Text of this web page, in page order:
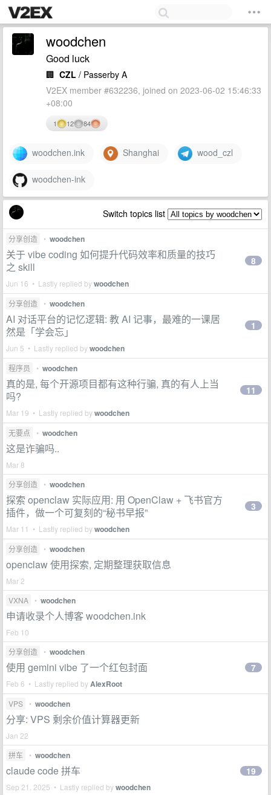
woodchen
Good luck
🏢 CZL / Passerby A
V2EX member #632236, joined on 2023-06-02 15:46:33
+08:00
1 12 84
woodchen.ink Shanghai wood_czl
woodchen-ink
Switch topics list
分享创造 • woodchen
关于 vibe coding 如何提升代码效率和质量的技巧
之 skill
Jun 16 • Lastly replied bywoodchen
8
分享创造 • woodchen
AI 对话平台的记忆逻辑: 教 AI 记事，最难的一课居
然是「学会忘」
Jun 5 • Lastly replied bywoodchen
1
程序员 • woodchen
真的是, 每个开源项目都有这种行骗, 真的有人上当
吗?
Mar 19 • Lastly replied bywoodchen
11
无要点 • woodchen
这是诈骗吗..
Mar 8
分享创造
• woodchen
探索 openclaw 实际应用: 用 OpenClaw + 飞书官方
插件，做一个可复刻的“秘书早报”
Mar 11 • Lastly replied bywoodchen
3
分享创造 • woodchen
openclaw 使用探索, 定期整理获取信息
Mar 2
VXNA
• woodchen
申请收录个人博客 woodchen.ink
Feb 10
分享创造
• woodchen
使用 gemini vibe 了一个红包封面
Feb 6 • Lastly replied byAlexRoot
7
VPS • woodchen
分享: VPS 剩余价值计算器更新
Jan 22
拼车
• woodchen
claude code 拼车
Sep 21, 2025 • Lastly replied bywoodchen
19